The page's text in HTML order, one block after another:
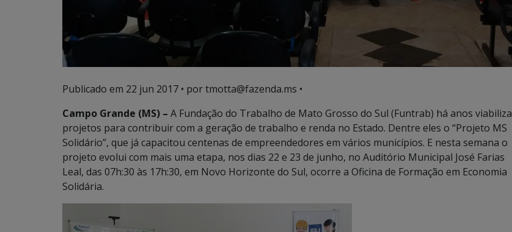
Publicado em 22 jun 2017 • por tmotta@fazenda.ms •
Campo Grande (MS) – A Fundação do Trabalho de Mato Grosso do Sul (Funtrab) há anos viabiliza
projetos para contribuir com a geração de trabalho e renda no Estado. Dentre eles o “Projeto MS
Solidário”, que já capacitou centenas de empreendedores em vários municípios. E nesta semana o
projeto evolui com mais uma etapa, nos dias 22 e 23 de junho, no Auditório Municipal José Farias
Leal, das 07h:30 às 17h:30, em Novo Horizonte do Sul, ocorre a Oficina de Formação em Economia
Solidária.